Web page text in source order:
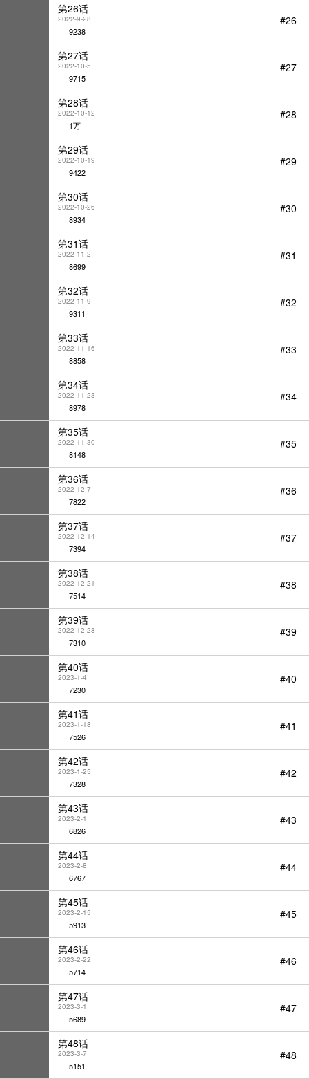
第26话
2022-9-28
9238
#26
第27话
2022-10-5
9715
#27
第28话
2022-10-12
1万
#28
第29话
2022-10-19
9422
#29
第30话
2022-10-26
8934
#30
第31话
2022-11-2
8699
#31
第32话
2022-11-9
9311
#32
第33话
2022-11-16
8858
#33
第34话
2022-11-23
8978
#34
第35话
2022-11-30
8148
#35
第36话
2022-12-7
7822
#36
第37话
2022-12-14
7394
#37
第38话
2022-12-21
7514
#38
第39话
2022-12-28
7310
#39
第40话
2023-1-4
7230
#40
第41话
2023-1-18
7526
#41
第42话
2023-1-25
7328
#42
第43话
2023-2-1
6826
#43
第44话
2023-2-8
6767
#44
第45话
2023-2-15
5913
#45
第46话
2023-2-22
5714
#46
第47话
2023-3-1
5689
#47
第48话
2023-3-7
5151
#48